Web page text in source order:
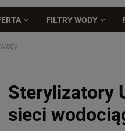
FILTRY WODY
Sterylizatory
sieci